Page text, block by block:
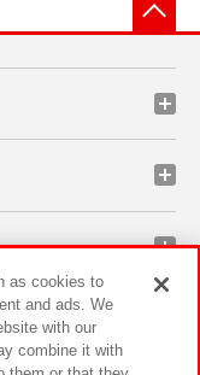
as cookies to
and ads. We
with our
combine it with